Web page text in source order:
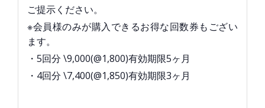
ご提示ください。
※会員様のみが購入できるお得な回数券もござい
ます。
・5回分 \9,000(@1,800)有効期限5ヶ月
・4回分 \7,400(@1,850)有効期限3ヶ月